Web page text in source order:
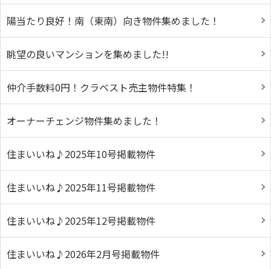
陽当たり良好！南（東南）向き物件集めました！
眺望の良いマンションを集めました!!
仲介手数料0円！クラベスト売主物件特集！
オーナーチェンジ物件集めました！
住まいいね♪2025年10号掲載物件
住まいいね♪2025年11号掲載物件
住まいいね♪2025年12号掲載物件
住まいいね♪2026年2月号掲載物件